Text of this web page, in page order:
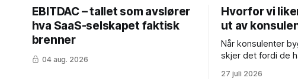
EBITDAC – tallet som avslører
hva SaaS-selskapet faktisk
brenner
04 aug. 2026
Hvorfor vi
ut av
Når konsulenter
skjer det fordi de
27 juli 2026